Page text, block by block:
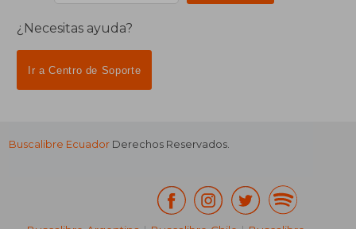
¿Necesitas ayuda?
Ir a Centro de Soporte
Buscalibre Ecuador Derechos Reservados.